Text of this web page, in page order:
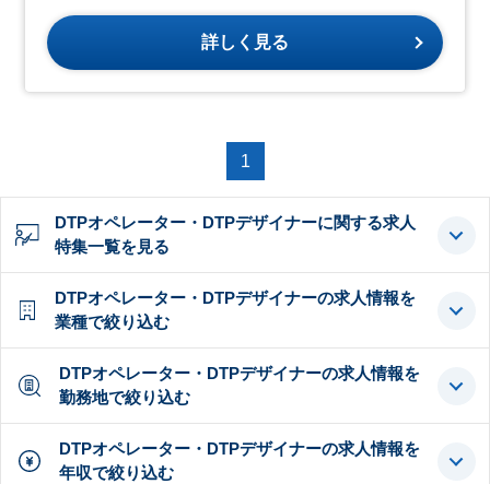
詳しく見る
1
DTPオペレーター・DTPデザイナーに関する求人
特集一覧を見る
DTPオペレーター・DTPデザイナーの求人情報を
業種で絞り込む
DTPオペレーター・DTPデザイナーの求人情報を
勤務地で絞り込む
DTPオペレーター・DTPデザイナーの求人情報を
年収で絞り込む